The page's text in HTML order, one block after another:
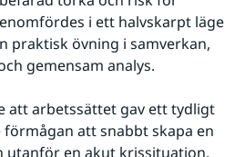
i ett halvskarpt läge
praktisk övning i samverkan,
gemensam analys.
att arbetssättet gav ett tydligt
att snabbt skapa en
utanför en akut krissituation.